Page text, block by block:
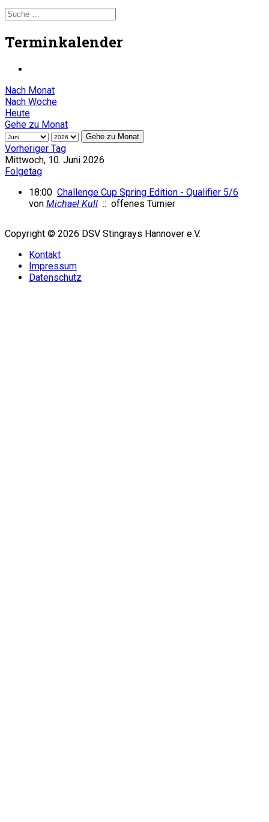
Terminkalender
Nach Monat
Nach Woche
Heute
Gehe zu Monat
Gehe zu Monat
Vorheriger Tag
Mittwoch, 10. Juni 2026
Folgetag
18:00 Challenge Cup Spring Edition - Qualifier 5/6
von Michael Kull :: offenes Turnier
Copyright © 2026 DSV Stingrays Hannover e.V.
Kontakt
Impressum
Datenschutz